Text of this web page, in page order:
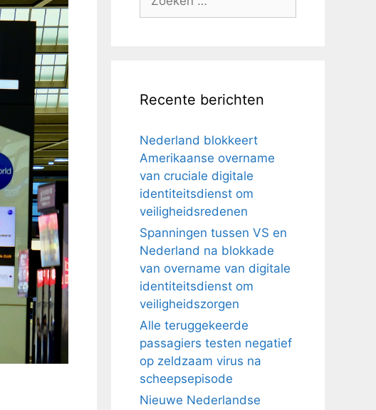
Recente berichten
Nederland blokkeert
Amerikaanse overname
van cruciale digitale
identiteitsdienst om
veiligheidsredenen
Spanningen tussen VS en
Nederland na blokkade
van overname van digitale
identiteitsdienst om
veiligheidszorgen
Alle teruggekeerde
passagiers testen negatief
op zeldzaam virus na
scheepsepisode
Nieuwe Nederlandse